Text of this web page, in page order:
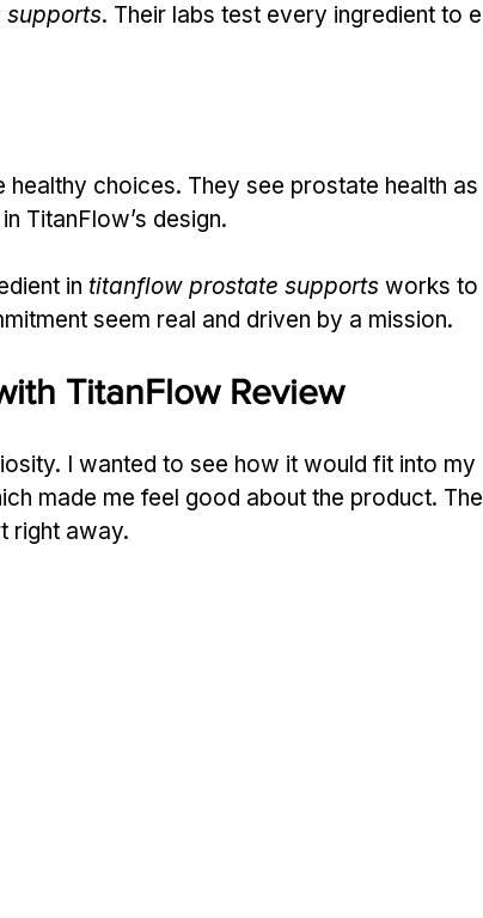
supports. Their labs test every ingredient to e
healthy choices. They see prostate health as
TitanFlow’s design.
in titanflow prostate supports works to
seem real and driven by a mission.
TitanFlow Review
I wanted to see how it would fit into my
made me feel good about the product. The
right away.